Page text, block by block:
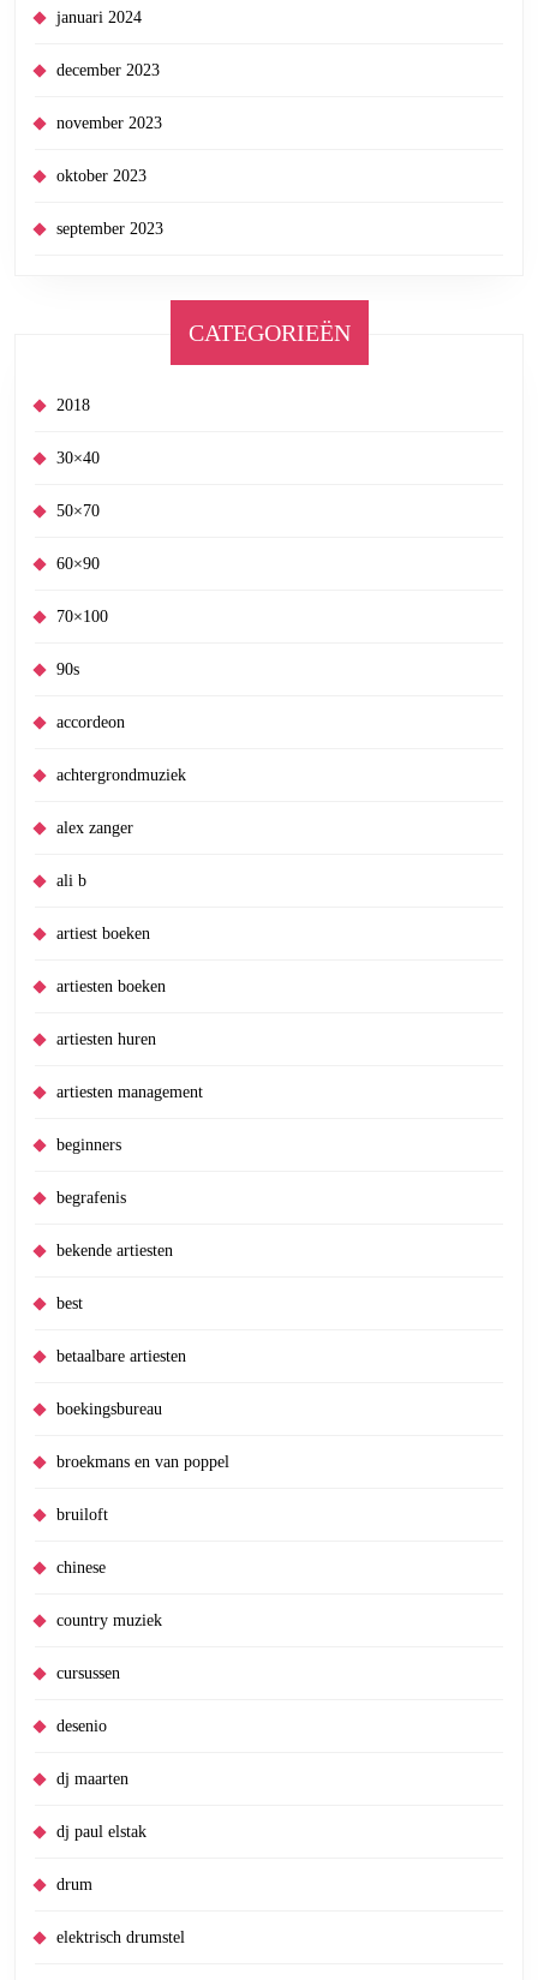
januari 2024
december 2023
november 2023
oktober 2023
september 2023
CATEGORIEËN
2018
30×40
50×70
60×90
70×100
90s
accordeon
achtergrondmuziek
alex zanger
ali b
artiest boeken
artiesten boeken
artiesten huren
artiesten management
beginners
begrafenis
bekende artiesten
best
betaalbare artiesten
boekingsbureau
broekmans en van poppel
bruiloft
chinese
country muziek
cursussen
desenio
dj maarten
dj paul elstak
drum
elektrisch drumstel